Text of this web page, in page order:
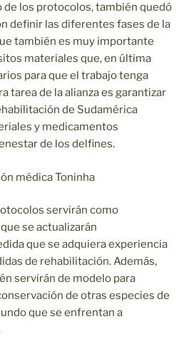
de los protocolos, también quedó
definir las diferentes fases de la
también es muy importante
materiales que, en última
para que el trabajo tenga
tarea de la alianza es garantizar
de Sudamérica
y medicamentos
de los delfines.
servirán como
se actualizarán
que se adquiera experiencia
de rehabilitación. Además,
servirán de modelo para
de otras especies de
que se enfrentan a